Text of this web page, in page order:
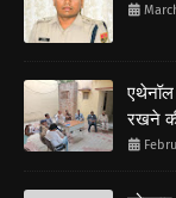
एथेनॉल
रखने